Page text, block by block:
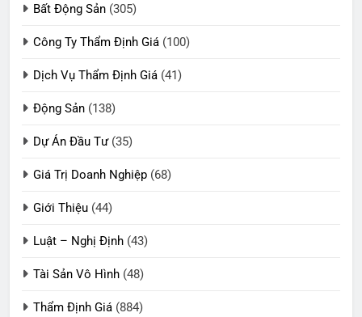
Bất Động Sản (305)
Công Ty Thẩm Định Giá (100)
Dịch Vụ Thẩm Định Giá (41)
Động Sản (138)
Dự Án Đầu Tư(35)
Giá Trị Doanh Nghiệp (68)
Giới Thiệu (44)
Luật – Nghị Định (43)
Tài Sản Vô Hình (48)
Thẩm Định Giá (884)